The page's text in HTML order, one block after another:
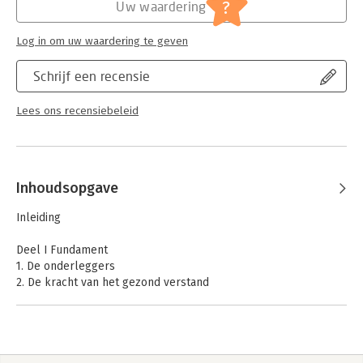
Schrijf een recensie
Lees ons recensiebeleid
Uw waardering ?
Log in om uw waardering te geven
Inhoudsopgave
Inleiding
Deel I Fundament
1. De onderleggers
2. De kracht van het gezond verstand